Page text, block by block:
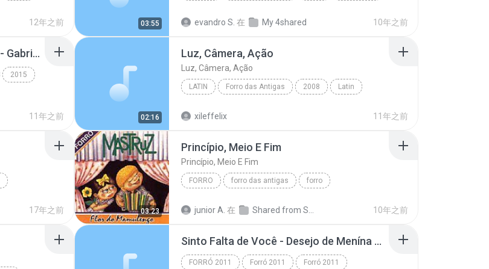
12年之前 03:55 evandro S. 在 My 4shared 10年之前
03 - As novinhas tão sensacional - Gabriel Diniz - CHINACDS.NET.BR.mp3
2015
11年之前 02:16
Luz, Câmera, Ação
Luz, Câmera, Ação
LATIN Forro das Antigas 2008 Latin
xileffelix 11年之前
17年之前 03:23
Princípio, Meio E Fim
Princípio, Meio E Fim
FORRO forro das antigas forro
junior A. 在 10年之前
Sinto Falta de Você - Desejo de Menína Vol.07.mp3
FORRÓ 2011 Forró 2011 Forró 2011